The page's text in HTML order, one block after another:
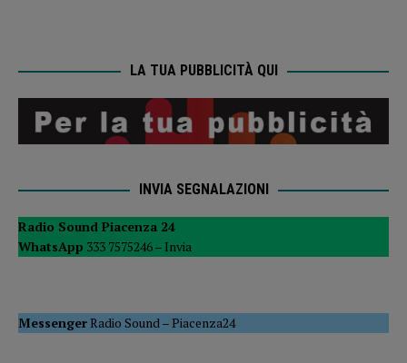
LA TUA PUBBLICITÀ QUI
INVIA SEGNALAZIONI
Radio Sound Piacenza 24
WhatsApp 333 7575246 – Invia
MessengerRadio Sound –Piacenza24